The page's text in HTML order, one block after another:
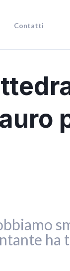
Contatti
ha